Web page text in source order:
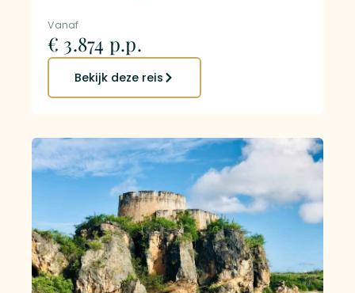
Vanaf
€ 3.874 p.p.
Bekijk deze reis